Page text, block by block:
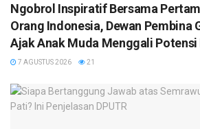
Ngobrol Inspiratif Bersama
Orang Indonesia, Dewan Pembina
Ajak Anak Muda Menggali Potensi
7 AGUSTUS 2026 21